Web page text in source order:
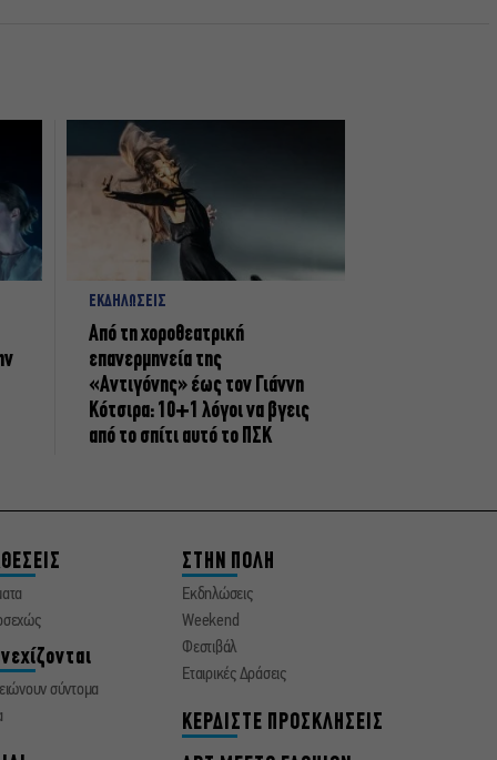
ΕΚΔΗΛΩΣΕΙΣ
Από τη χοροθεατρική
επανερμηνεία της
«Αντιγόνης» έως τον Γιάννη
Κότσιρα: 10+1 λόγοι να βγεις
από το σπίτι αυτό το ΠΣΚ
σύντομα
ΣΤΗΝ ΠΟΛΗ
Εκδηλώσεις
Weekend
Φεστιβάλ
Εταιρικές Δράσεις
ΚΕΡΔΙΣΤΕ ΠΡΟΣΚΛΗΣΕΙΣ